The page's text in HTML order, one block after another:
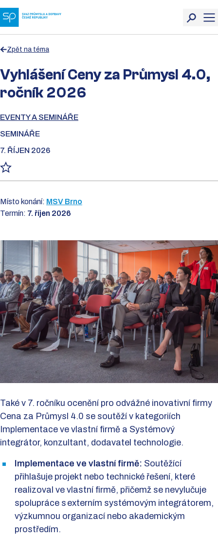
Zpět na téma
Vyhlášení Ceny za Průmysl 4.0,
ročník 2026
EVENTY A SEMINÁŘE
SEMINÁŘE
7. ŘÍJEN 2026
Místo konání: MSV Brno
Termín: 7. říjen 2026
Také v 7. ročníku ocenění pro odvážné inovativní firmy
Cena za Průmysl 4.0 se soutěží v kategoriích
Implementace ve vlastní firmě a Systémový
integrátor, konzultant, dodavatel technologie.
Implementace ve vlastní firmě: Soutěžící
přihlašuje projekt nebo technické řešení, které
realizoval ve vlastní firmě, přičemž se nevylučuje
spolupráce s externím systémovým integrátorem,
výzkumnou organizací nebo akademickým
prostředím.